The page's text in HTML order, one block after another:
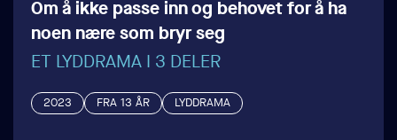
Om å ikke passe inn og behovet for å ha
noen nære som bryr seg
ET LYDDRAMA I 3 DELER
2023 FRA 13 ÅR LYDDRAMA